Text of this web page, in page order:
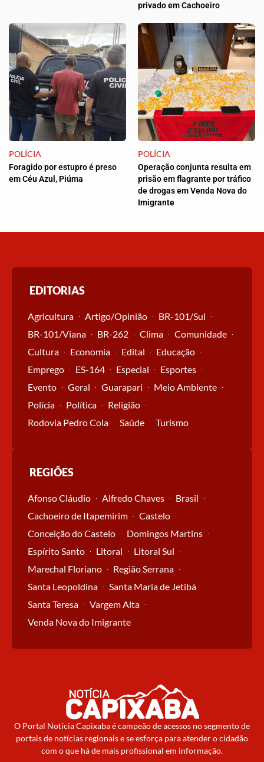
privado em Cachoeiro
POLÍCIA
Foragido por estupro é preso
em Céu Azul, Piúma
POLÍCIA
Operação conjunta resulta em
prisão em flagrante por tráfico
de drogas em Venda Nova do
Imigrante
EDITORIAS
Agricultura Artigo/Opinião
BR-101/Sul
BR-101/Viana
BR-262 Clima
Comunidade
Cultura
Economia Edital
Educação
Emprego
ES-164 Especial
Esportes
Evento
Geral Guarapari
Meio Ambiente
Polícia
Política
Religião
Rodovia Pedro Cola
Saúde Turismo
REGIÕES
Afonso Cláudio Alfredo Chaves
Brasil
Cachoeiro de Itapemirim
Castelo
Conceição do Castelo
Domingos Martins
Espírito Santo
Litoral
Litoral Sul
Marechal Floriano
Região Serrana
Santa Leopoldina
Santa Maria de Jetibá
Santa Teresa
Vargem Alta
Venda Nova do Imigrante
O Portal Notícia Capixaba é campeão de acessos no segmento de
portais de notícias regionais e se esforça para atender o cidadão
com o que há de mais profissional em informação.